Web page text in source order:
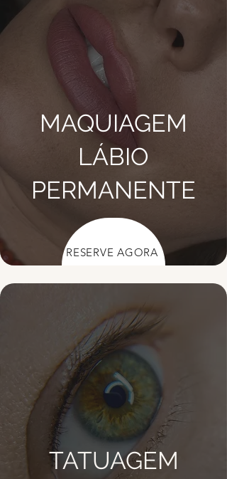
MAQUIAGEM
LÁBIO
PERMANENTE
RESERVE AGORA
TATUAGEM